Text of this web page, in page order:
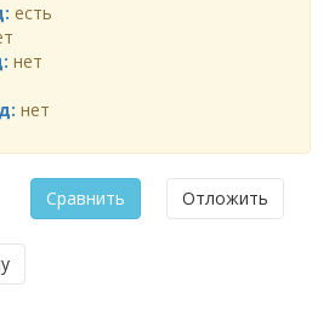
есть
нет
нет
Сравнить Отложить